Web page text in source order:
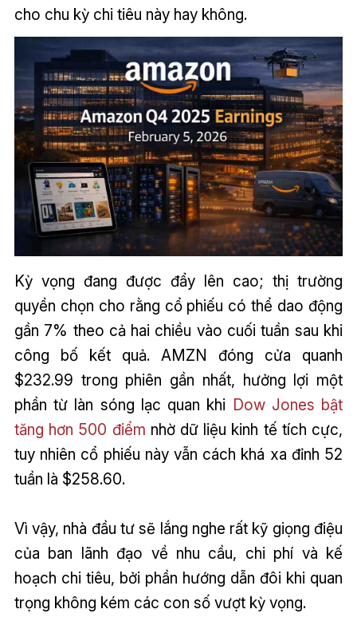
cho chu kỳ chi tiêu này hay không.
Kỳ vọng đang được đẩy lên cao; thị trường
quyền chọn cho rằng cổ phiếu có thể dao động
gần 7% theo cả hai chiều vào cuối tuần sau khi
công bố kết quả. AMZN đóng cửa quanh
$232.99 trong phiên gần nhất, hưởng lợi một
phần từ làn sóng lạc quan khi Dow Jones bật
tăng hơn 500 điểm nhờ dữ liệu kinh tế tích cực,
tuy nhiên cổ phiếu này vẫn cách khá xa đỉnh 52
tuần là $258.60.
Vì vậy, nhà đầu tư sẽ lắng nghe rất kỹ giọng điệu
của ban lãnh đạo về nhu cầu, chi phí và kế
hoạch chi tiêu, bởi phần hướng dẫn đôi khi quan
trọng không kém các con số vượt kỳ vọng.